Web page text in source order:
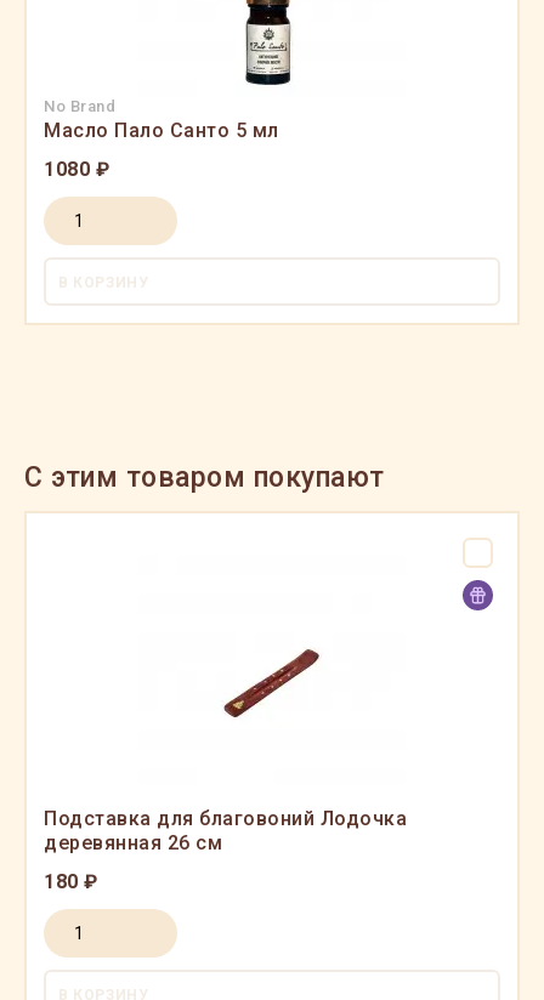
No Brand
Масло Пало Санто 5 мл
1080 ₽
В КОРЗИНУ
C этим товаром покупают
Подставка для благовоний Лодочка
деревянная 26 см
180 ₽
В КОРЗИНУ